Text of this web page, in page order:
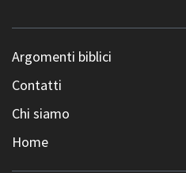
Argomenti biblici
Contatti
Chi siamo
Home